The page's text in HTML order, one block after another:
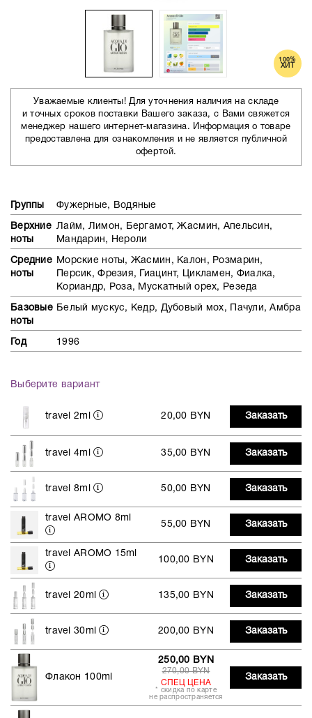
100%
ХИТ
Уважаемые клиенты! Для уточнения наличия на складе
и точных сроков поставки Вашего заказа, с Вами свяжется
менеджер нашего интернет-магазина. Информация о товаре
предоставлена для ознакомления и не является публичной
офертой.
Группы Фужерные, Водяные
Верхние
ноты
Лайм, Лимон, Бергамот, Жасмин, Апельсин,
Мандарин, Нероли
Средние
ноты
Морские ноты, Жасмин, Калон, Розмарин,
Персик, Фрезия, Гиацинт, Цикламен, Фиалка,
Кориандр, Роза, Мускатный орех, Резеда
Базовые
ноты
Белый мускус, Кедр, Дубовый мох, Пачули, Амбра
Год 1996
Выберите вариант
travel 2ml 20,00 BYN Заказать
travel 4ml 35,00 BYN Заказать
travel 8ml 50,00 BYN Заказать
travel AROMO 8ml
55,00 BYN Заказать
travel AROMO 15ml
100,00 BYN Заказать
travel 20ml 135,00 BYN Заказать
travel 30ml 200,00 BYN Заказать
Флакон 100ml
250,00 BYN
270,00 BYN
СПЕЦ ЦЕНА
* скидка по карте
не распространяется
Заказать